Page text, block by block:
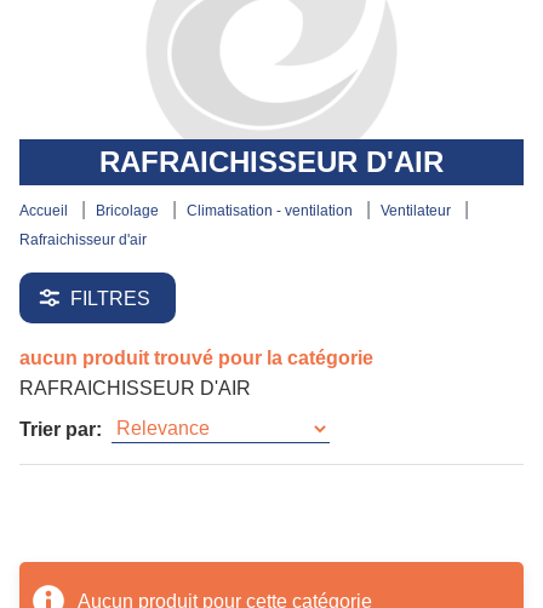
RAFRAICHISSEUR D'AIR
accueil bricolage climatisation - ventilation
ventilateur
rafraichisseur d'air
FILTRES
aucun produit trouvé pour la catégorie
RAFRAICHISSEUR D'AIR
Trier par:
Aucun produit pour cette catégorie